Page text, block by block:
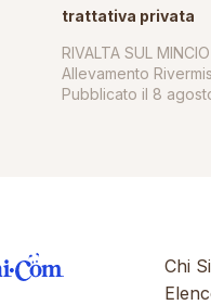
trattativa privata
RIVALTA SUL
Allevamento
Pubblicato il 8
Chi